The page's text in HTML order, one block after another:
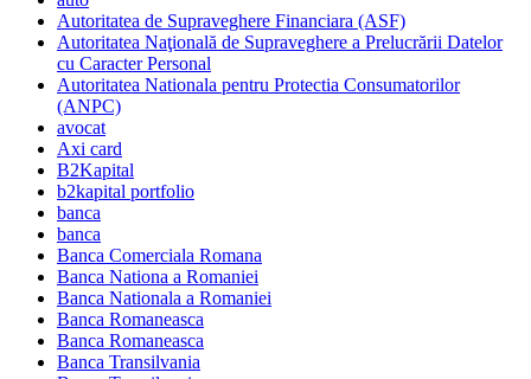
Autoritatea de Supraveghere Financiara (ASF)
Autoritatea Naţională de Supraveghere a Prelucrării Datelor
cu Caracter Personal
Autoritatea Nationala pentru Protectia Consumatorilor
(ANPC)
avocat
Axi card
B2Kapital
b2kapital portfolio
banca
banca
Banca Comerciala Romana
Banca Nationa a Romaniei
Banca Nationala a Romaniei
Banca Romaneasca
Banca Romaneasca
Banca Transilvania